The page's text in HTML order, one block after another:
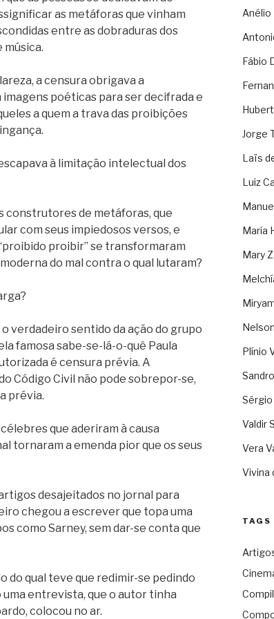
as metáforas que vinham
entre as dobraduras dos
música.
a censura obrigava a
poéticas para ser decifrada e
a quem a trava das proibições
à limitação intelectual dos
construtores de metáforas, que
com seus impiedosos versos, e
proibir” se transformaram
do mal contra o qual lutaram?
verdadeiro sentido da ação do grupo
famosa sabe-se-lá-o-quê Paula
é censura prévia. A
Código Civil não pode sobrepor-se,
prévia.
que aderiram à causa
tornaram a emenda pior que os seus
desajeitados no jornal para
chegou a escrever que topa uma
como Sarney, sem dar-se conta que
do qual teve que redimir-se pedindo
entrevista, que o autor tinha
colocou no ar.
Fábio
Jorge
Laïs
Luiz
Maria
Mary
Plínio
Sérgio
Valdir
Vera
Vivina
TAGS